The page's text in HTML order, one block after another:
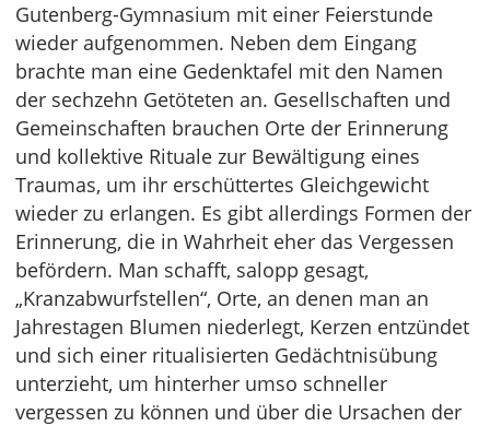
Gutenberg-Gymnasium mit einer Feierstunde
wieder aufgenommen. Neben dem Eingang
brachte man eine Gedenktafel mit den Namen
der sechzehn Getöteten an. Gesellschaften und
Gemeinschaften brauchen Orte der Erinnerung
und kollektive Rituale zur Bewältigung eines
Traumas, um ihr erschüttertes Gleichgewicht
wieder zu erlangen. Es gibt allerdings Formen der
Erinnerung, die in Wahrheit eher das Vergessen
befördern. Man schafft, salopp gesagt,
„Kranzabwurfstellen“, Orte, an denen man an
Jahrestagen Blumen niederlegt, Kerzen entzündet
und sich einer ritualisierten Gedächtnisübung
unterzieht, um hinterher umso schneller
vergessen zu können und über die Ursachen der